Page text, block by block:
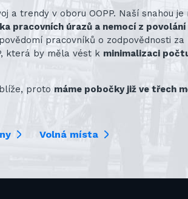
a trendy v oboru OOPP. Naší snahou je
pracovních úrazů a nemocí z povolání
pracovníků o zodpovědnosti za
která by měla vést k minimalizaci
protomáme pobočky již ve třech
Volná místa